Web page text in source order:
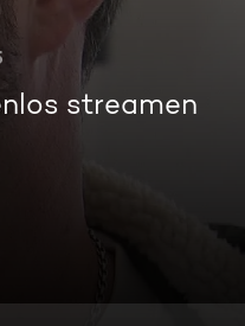
streamen